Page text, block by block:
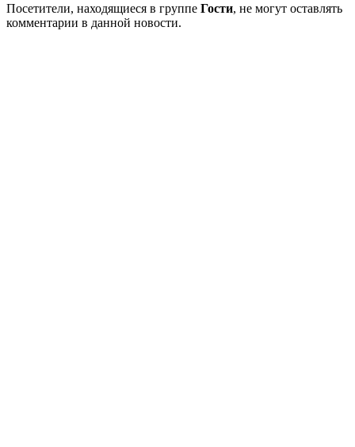
Посетители, находящиеся в группе Гости, не могут оставлять
комментарии в данной новости.